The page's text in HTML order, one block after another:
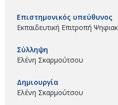
Επιστημονικός υπεύθυνος
Εκπαιδευτική Επιτροπή
Σύλληψη
Ελένη Σκαρμούτσου
Δημιουργία
Ελένη Σκαρμούτσου